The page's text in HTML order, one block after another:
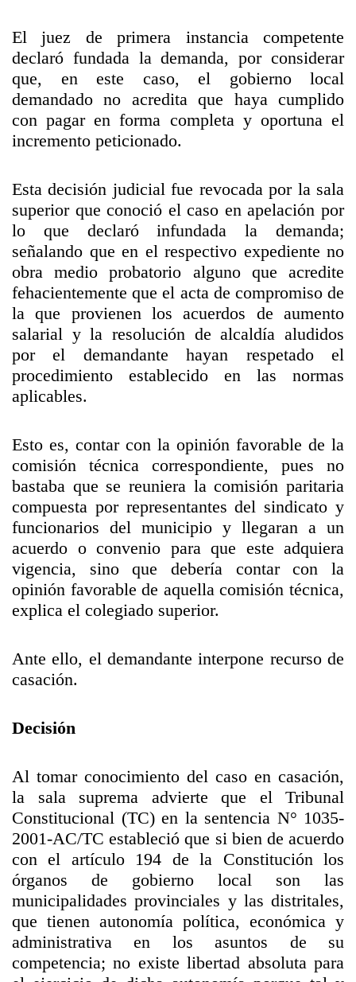
El juez de primera instancia competente
declaró fundada la demanda, por considerar
que, en este caso, el gobierno local
demandado no acredita que haya cumplido
con pagar en forma completa y oportuna el
incremento peticionado.
Esta decisión judicial fue revocada por la sala
superior que conoció el caso en apelación por
lo que declaró infundada la demanda;
señalando que en el respectivo expediente no
obra medio probatorio alguno que acredite
fehacientemente que el acta de compromiso de
la que provienen los acuerdos de aumento
salarial y la resolución de alcaldía aludidos
por el demandante hayan respetado el
procedimiento establecido en las normas
aplicables.
Esto es, contar con la opinión favorable de la
comisión técnica correspondiente, pues no
bastaba que se reuniera la comisión paritaria
compuesta por representantes del sindicato y
funcionarios del municipio y llegaran a un
acuerdo o convenio para que este adquiera
vigencia, sino que debería contar con la
opinión favorable de aquella comisión técnica,
explica el colegiado superior.
Ante ello, el demandante interpone recurso de
casación.
Decisión
Al tomar conocimiento del caso en casación,
la sala suprema advierte que el Tribunal
Constitucional (TC) en la sentencia N° 1035-
2001-AC/TC estableció que si bien de acuerdo
con el artículo 194 de la Constitución los
órganos de gobierno local son las
municipalidades provinciales y las distritales,
que tienen autonomía política, económica y
administrativa en los asuntos de su
competencia; no existe libertad absoluta para